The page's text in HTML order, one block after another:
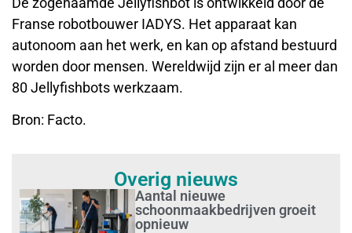
Franse robotbouwer IADYS. Het apparaat kan
autonoom aan het werk, en kan op afstand bestuurd
worden door mensen. Wereldwijd zijn er al meer dan
80 Jellyfishbots werkzaam.
Bron: Facto.
Overig nieuws
Aantal nieuwe
schoonmaakbedrijven groeit
opnieuw